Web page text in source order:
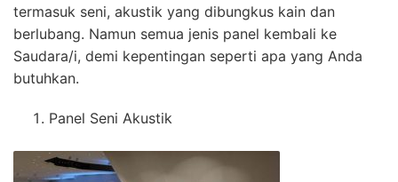
termasuk seni, akustik yang dibungkus kain dan
berlubang. Namun semua jenis panel kembali ke
Saudara/i, demi kepentingan seperti apa yang Anda
butuhkan.
Panel Seni Akustik